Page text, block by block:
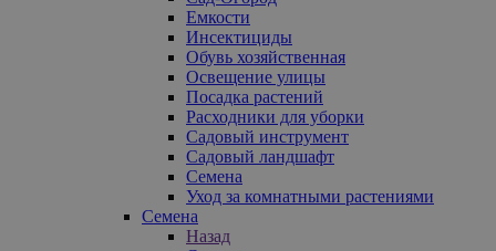
Емкости
Инсектициды
Обувь хозяйственная
Освещение улицы
Посадка растений
Расходники для уборки
Садовый инструмент
Садовый ландшафт
Семена
Уход за комнатными растениями
Семена
Назад